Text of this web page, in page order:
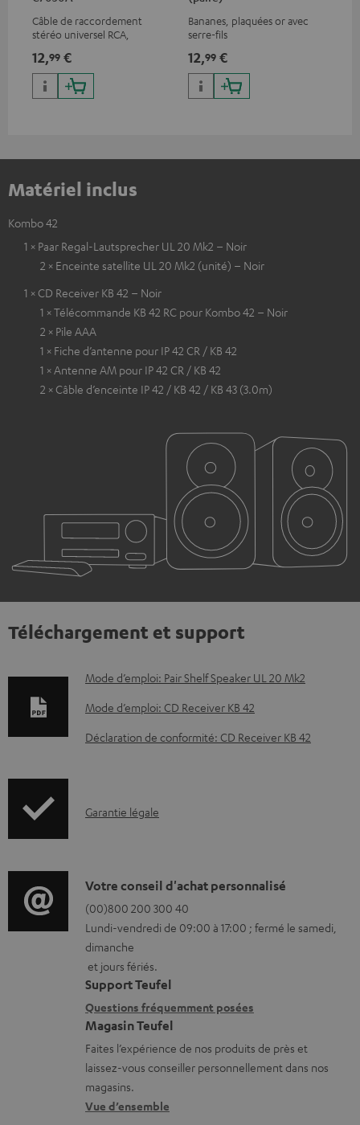
Câble de raccordement
stéréo universel RCA,
appareils équipés de prises
RCA
12,99 €
Bananes, plaquées or avec
serre-fils
12,99 €
Matériel inclus
Kombo 42
1 × Paar Regal-Lautsprecher UL 20 Mk2 – Noir
2 × Enceinte satellite UL 20 Mk2 (unité) – Noir
1 × CD Receiver KB 42 – Noir
1 × Télécommande KB 42 RC pour Kombo 42 – Noir
2 × Pile AAA
1 × Fiche d’antenne pour IP 42 CR / KB 42
1 × Antenne AM pour IP 42 CR / KB 42
2 × Câble d’enceinte IP 42 / KB 42 / KB 43 (3.0m)
Téléchargement et support
D
o
u
n
t
é
l
é
c
h
a
r
g
e
Mode d’emploi: Pair Shelf Speaker UL 20 Mk2
Mode d’emploi: CD Receiver KB 42
Déclaration de conformité: CD Receiver KB 42
I
o
r
m
a
t
i
o
n
s
r
Garantie légale
D
é
t
a
i
l
s
c
o
n
Votre conseil d'achat personnalisé
(00)800 200 300 40
Lundi-vendredi de 09:00 à 17:00 ; fermé le samedi,
dimanche
et jours fériés.
Support Teufel
Questions fréquemment posées
Magasin Teufel
Faites l’expérience de nos produits de près et
laissez-vous conseiller personnellement dans nos
magasins.
Vue d’ensemble